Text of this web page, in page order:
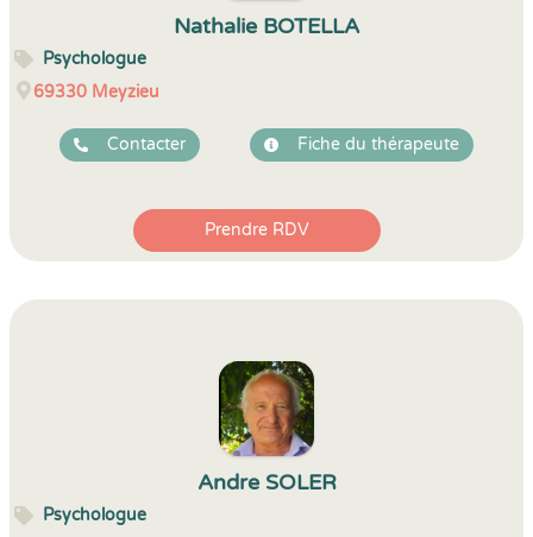
Nathalie BOTELLA
Psychologue
69330 Meyzieu
Contacter Fiche du thérapeute
Prendre RDV
Andre SOLER
Psychologue